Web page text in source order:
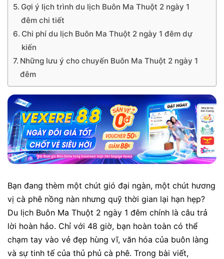
Gợi ý lịch trình du lịch Buôn Ma Thuột 2 ngày 1
đêm chi tiết
Chi phí du lịch Buôn Ma Thuột 2 ngày 1 đêm dự
kiến
Những lưu ý cho chuyến Buôn Ma Thuột 2 ngày 1
đêm
Bạn đang thèm một chút gió đại ngàn, một chút hương
vị cà phê nồng nàn nhưng quỹ thời gian lại hạn hẹp?
Du lịch Buôn Ma Thuột 2 ngày 1 đêm chính là câu trả
lời hoàn hảo. Chỉ với 48 giờ, bạn hoàn toàn có thể
chạm tay vào vẻ đẹp hùng vĩ, văn hóa của buôn làng
và sự tinh tế của thủ phủ cà phê. Trong bài viết,